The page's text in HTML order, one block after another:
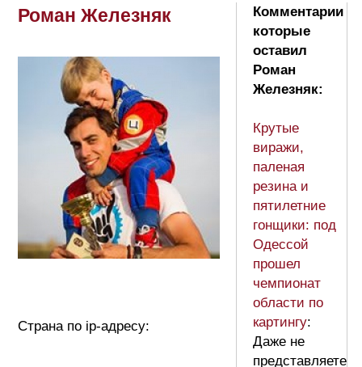
Роман Железняк
Страна по ip-адресу:
Комментарии
которые
оставил
Роман
Железняк:
Крутые
виражи,
паленая
резина и
пятилетние
гонщики: под
Одессой
прошел
чемпионат
области по
картингу:
Даже не
представляете